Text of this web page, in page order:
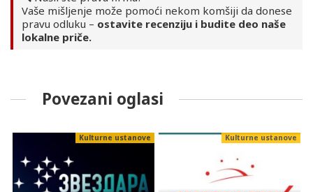
Vaše mišljenje može pomoći nekom komšiji da donese
pravu odluku – ostavite recenziju i budite deo naše
lokalne priče.
Povezani oglasi
Kulturne ustanove Kulturne ustanove